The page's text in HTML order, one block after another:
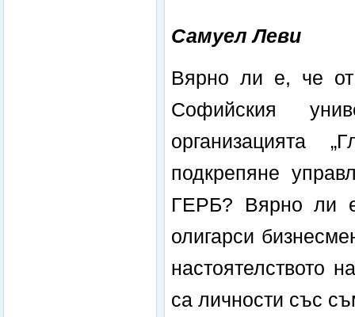
Самуел Леви
Вярно ли е, че от
Софийския
организацията
подкрепяне
ГЕРБ? Вярно ли
олигарси
настоятелството
са личности със